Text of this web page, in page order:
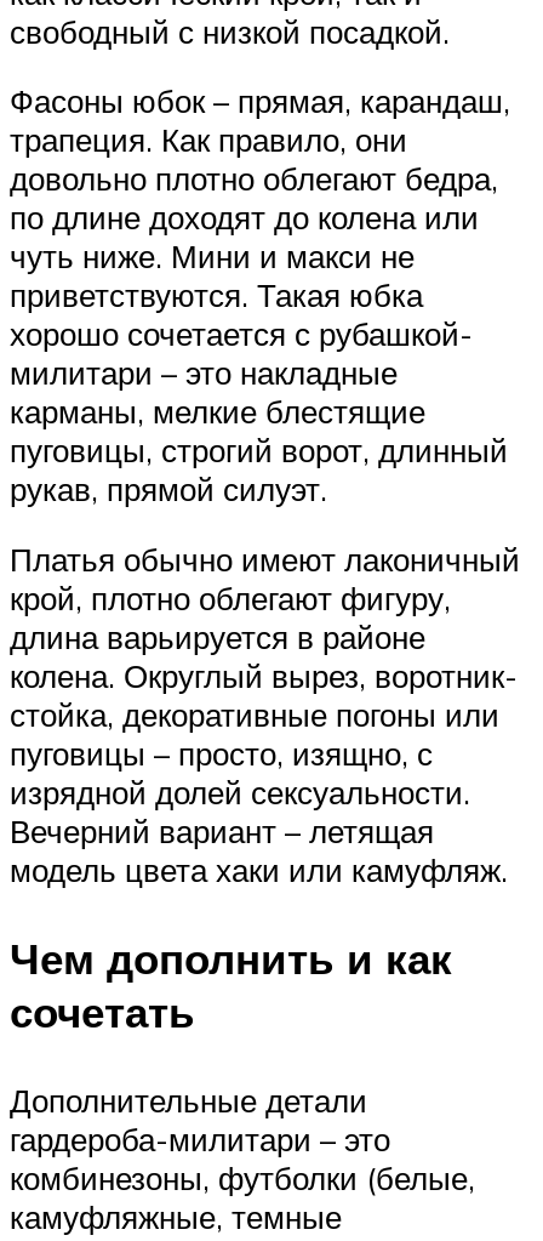
свободный с низкой посадкой.
Фасоны юбок – прямая, карандаш,
трапеция. Как правило, они
довольно плотно облегают бедра,
по длине доходят до колена или
чуть ниже. Мини и макси не
приветствуются. Такая юбка
хорошо сочетается с рубашкой-
милитари – это накладные
карманы, мелкие блестящие
пуговицы, строгий ворот, длинный
рукав, прямой силуэт.
Платья обычно имеют лаконичный
крой, плотно облегают фигуру,
длина варьируется в районе
колена. Округлый вырез, воротник-
стойка, декоративные погоны или
пуговицы – просто, изящно, с
изрядной долей сексуальности.
Вечерний вариант – летящая
модель цвета хаки или камуфляж.
Чем дополнить и как
сочетать
Дополнительные детали
гардероба-милитари – это
комбинезоны, футболки (белые,
камуфляжные, темные